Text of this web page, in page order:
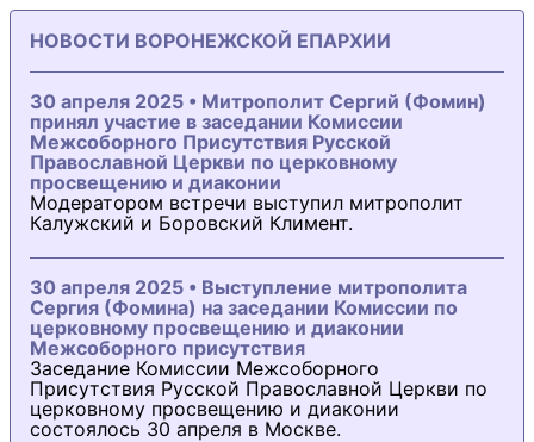
НОВОСТИ ВОРОНЕЖСКОЙ ЕПАРХИИ
30 апреля 2025 • Митрополит Сергий (Фомин)
принял участие в заседании Комиссии
Межсоборного Присутствия Русской
Православной Церкви по церковному
просвещению и диаконии
Модератором встречи выступил митрополит
Калужский и Боровский Климент.
30 апреля 2025 • Выступление митрополита
Сергия (Фомина) на заседании Комиссии по
церковному просвещению и диаконии
Межсоборного присутствия
Заседание Комиссии Межсоборного
Присутствия Русской Православной Церкви по
церковному просвещению и диаконии
состоялось 30 апреля в Москве.